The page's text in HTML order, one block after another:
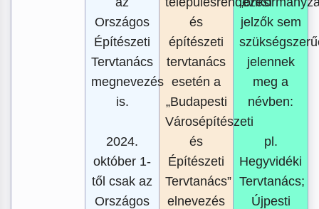
Országos
Építészeti
Tervtanács
megnevezés
is.
2024.
október 1-
től csak az
Országos
és
építészeti
tervtanács
esetén a
„Budapesti
Városépítészeti
és
Építészeti
Tervtanács”
elnevezés
jelzők sem
jelennek
meg a
névben:
pl.
Hegyvidéki
Tervtanács;
Újpesti